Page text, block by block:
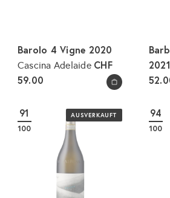
In den Warenkorb legen
Barolo 4 Vigne 2020
Cascina Adelaide CHF
59.00
2021
AUSVERKAUFT
91
100
94
100